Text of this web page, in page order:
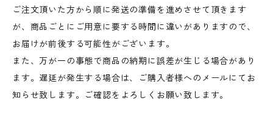
ご注文頂いた方から順に発送の準備を進めさせて頂きます
が、商品ごとにご用意に要する時間に違いがありますので、
お届けが前後する可能性がございます。
また、万が一の事態で商品の納期に誤差が生じる場合があり
ます。遅延が発生する場合は、ご購入者様へのメールにてお
知らせ致します。ご確認をよろしくお願い致します。